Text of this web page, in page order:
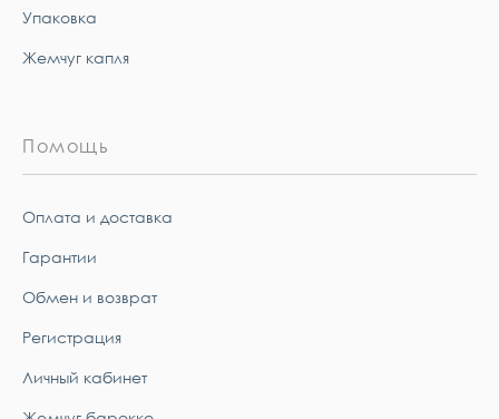
Упаковка
Жемчуг капля
Помощь
Оплата и доставка
Гарантии
Обмен и возврат
Регистрация
Личный кабинет